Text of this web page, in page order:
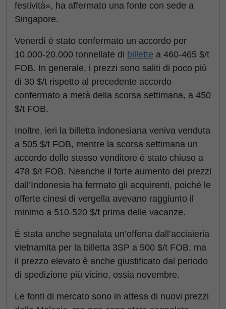
festività», ha affermato una fonte con sede a
Singapore.
Venerdì è stato confermato un accordo per
10.000-20.000 tonnellate di billette a 460-465 $/t
FOB. In generale, i prezzi sono saliti di poco più
di 30 $/t rispetto al precedente accordo
confermato a metà della scorsa settimana, a 450
$/t FOB.
Inoltre, ieri la billetta indonesiana veniva venduta
a 505 $/t FOB, mentre la scorsa settimana un
accordo dello stesso venditore è stato chiuso a
478 $/t FOB. Neanche il forte aumento dei prezzi
dall’Indonesia ha fermato gli acquirenti, poiché le
offerte cinesi di vergella avevano raggiunto il
minimo a 510-520 $/t prima delle vacanze.
È stata anche segnalata un’offerta dall’acciaieria
vietnamita per la billetta 3SP a 500 $/t FOB, ma
il prezzo elevato è anche giustificato dal periodo
di spedizione più vicino, ossia novembre.
Le fonti di mercato sono in attesa di nuovi prezzi